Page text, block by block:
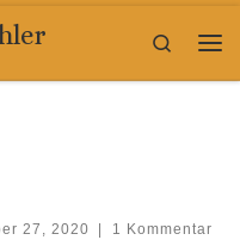
Search
27, 2020 1 Kommentar